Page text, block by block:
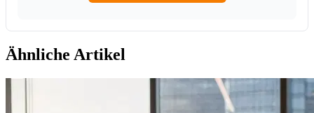
Ähnliche Artikel